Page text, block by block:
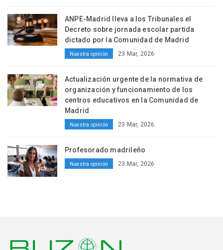
ANPE-Madrid lleva a los Tribunales el
Decreto sobre jornada escolar partida
dictado por la Comunidad de Madrid
Nuestra opinión 23 Mar, 2026
Actualización urgente de la normativa de
organización y funcionamiento de los
centros educativos en la Comunidad de
Madrid
Nuestra opinión 23 Mar, 2026
Profesorado madrileño
Nuestra opinión 23 Mar, 2026